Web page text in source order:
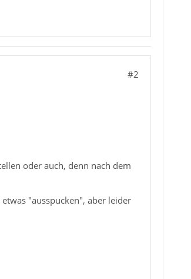
#2
oder auch, denn nach dem
"ausspucken", aber leider